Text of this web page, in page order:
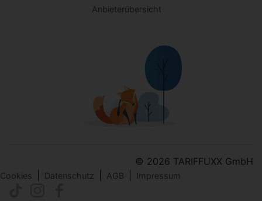
Anbieterübersicht
© 2026 TARIFFUXX GmbH
Cookies Datenschutz AGB Impressum